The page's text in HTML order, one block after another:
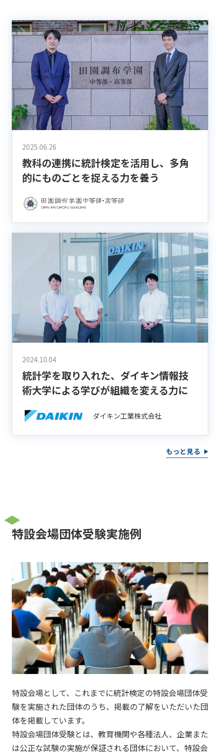
2025.06.26
教科の連携に統計検定を活用し、多角
的にものごとを捉える力を養う
2024.10.04
統計学を取り入れた、ダイキン情報技
術大学による学びが組織を変える力に
ダイキン工業株式会社
もっと見る
特設会場団体受験実施例
特設会場として、これまでに統計検定の特設会場団体受
験を実施された団体のうち、掲載の了解をいただいた団
体を掲載しています。
特設会場団体受験とは、教育機関や各種法人、企業また
は公正な試験の実施が保証される団体において、特設会